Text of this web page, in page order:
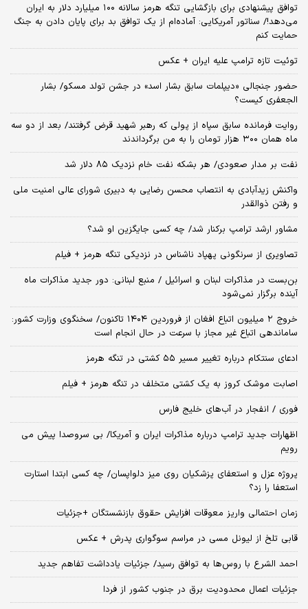
توافق پیشنهادی برای بازگشایی تنگه هرمز سالانه ۱۰۰ میلیارد دلار به ایران
می‌دهد!/ سناتور آمریکایی: آماده‌ام از یک توافق بد برای پایان دادن به جنگ
حمایت کنم
توئیت تازه ترامپ علیه ایران + عکس
حضور جنجالی «دیپلمات سابق بشار اسد» در جشن تولد مسکو/ بشار
الجعفری کیست؟
روایت فرمانده سابق سپاه از پولی که رهبر شهید قرض گرفتند/ بعد از دو سه
ماه همان ۳۰۰ هزار تومان را به من برگرداندند
نفت بر مدار صعودی/ هر بشکه نفت خام نزدیک ۸۵ دلار شد
واکنش زیدآبادی به انتصاب محسن رضایی به دبیری شورای عالی امنیت ملی
و رفتن ذوالقدر
مشاور ارشد ترامپ برکنار شد/ چه کسی جایگزین او شد؟
تصاویری از سرنگونی پهپاد ناشناس در نزدیکی تنگه هرمز + فیلم
بن‌بست در مذاکرات لبنان و اسرائیل / منبع لبنانی: دور جدید مذاکرات ماه
آینده برگزار نمی‌شود
خروج ۲ میلیون اتباع افغان از فروردین ۱۴۰۴ تاکنون/ سخنگوی وزارت کشور:
ساماندهی اتباع غیر مجاز با سرعت در حال انجام است
ادعای سنتکام درباره تغییر مسیر ۵۵ کشتی در تنگه هرمز
اصابت موشک کروز به یک کشتی متخلف در تنگه هرمز + فیلم
فوری / انفجار در آب‌های خلیج فارس
اظهارات جدید ترامپ درباره مذاکرات ایران و آمریکا/ بی سروصدا پیش می
رویم
پروژه عزل و استعفای پزشکیان روی میز دلواپسان/ چه کسی ابتدا استارت
استعفا را زد؟
زمان احتمالی واریز معوقات افزایش حقوق بازنشستگان +جزئیات
قابی تلخ از لیونل مسی در مراسم سوگواری پدرش + عکس
احمد الشرع با روس‌ها به توافق رسید/ جزئیات یادداشت تفاهم جدید
جزئیات اعمال محدودیت برق در جنوب کشور از فردا